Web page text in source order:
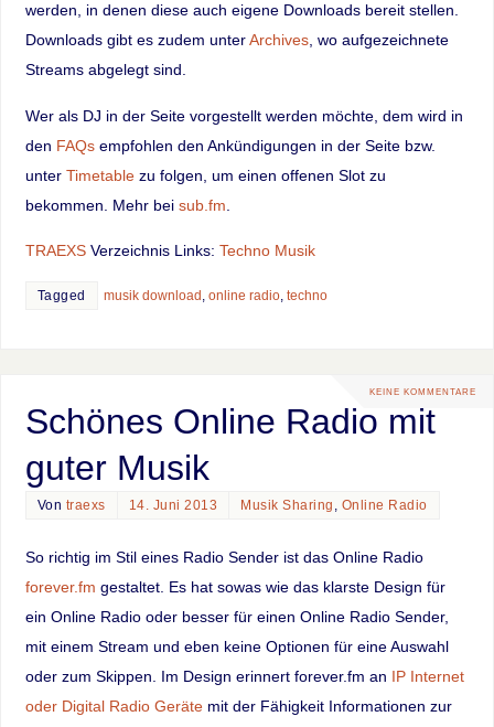
werden, in denen diese auch eigene Downloads bereit stellen.
Downloads gibt es zudem unterArchives, wo aufgezeichnete
Streams abgelegt sind.
Wer als DJ in der Seite vorgestellt werden möchte, dem wird in
den FAQsempfohlen den Ankündigungen in der Seite bzw.
unter Timetablezu folgen, um einen offenen Slot zu
bekommen. Mehr bei sub.fm
TRAEXSVerzeichnis Links: Techno Musik
Tagged musik download , online radio, techno
KEINE KOMMENTARE
Schönes Online Radio mit
guter Musik
Von traexs 14. Juni 2013 Musik Sharing , Online Radio
So richtig im Stil eines Radio Sender ist das Online Radio
forever.fm gestaltet. Es hat sowas wie das klarste Design für
ein Online Radio oder besser für einen Online Radio Sender,
mit einem Stream und eben keine Optionen für eine Auswahl
oder zum Skippen. Im Design erinnert forever.fm an IP Internet
oder Digital Radio Gerätemit der Fähigkeit Informationen zur